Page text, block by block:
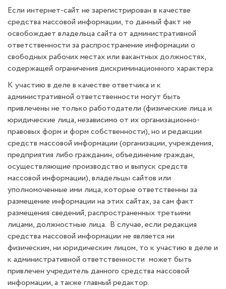
Если интернет-сайт не зарегистрирован в качестве
средства массовой информации, то данный факт не
освобождает владельца сайта от административной
ответственности за распространение информации о
свободных рабочих местах или вакантных должностях,
содержащей ограничения дискриминационного характера.
К участию в деле в качестве ответчика и к
административной ответственности могут быть
привлечены не только работодатели (физические лица и
юридические лица, независимо от их организационно-
правовых форм и форм собственности), но и редакции
средств массовой информации (организации, учреждения,
предприятия либо гражданин, объединение граждан,
осуществляющие производство и выпуск средств
массовой информации), владельцы сайтов или
уполномоченные ими лица, которые ответственны за
размещение информации на этих сайтах, за сам факт
размещения сведений, распространенных третьими
лицами, должностные лица. В случае, если редакция
средства массовой информации не является ни
физическим, ни юридическим лицом, то к участию в деле и
к административной ответственности может быть
привлечен учредитель данного средства массовой
информации, а также главный редактор.